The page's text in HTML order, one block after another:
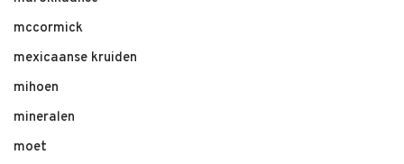
mccormick
mexicaanse kruiden
mihoen
mineralen
moet